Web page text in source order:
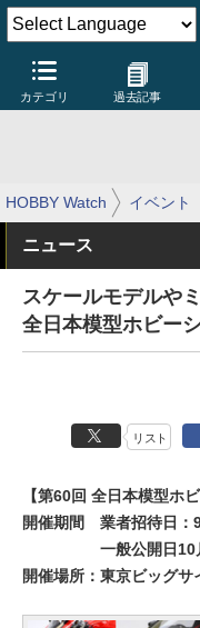
カテゴリ 過去記事
HOBBY Watch イベント
ニュース
スケールモデルや
全日本模型ホビー
リスト
【第60回 全日本模型ホ
開催期間 業者招待日：
一般公開日10
開催場所：東京ビッグ